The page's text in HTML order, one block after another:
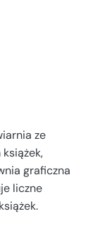
ze
graficzna
liczne